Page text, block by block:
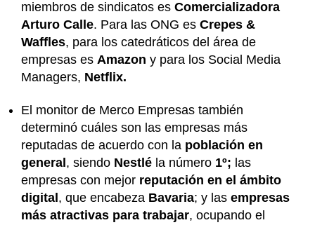
miembros de sindicatos es Comercializadora
Arturo Calle. Para las ONG es Crepes &
Waffles, para los catedráticos del área de
empresas es Amazon y para los Social Media
Managers, Netflix.
El monitor de Merco Empresas también
determinó cuáles son las empresas más
reputadas de acuerdo con la población en
general , siendo Nestlé la número 1º; las
empresas con mejor reputación en el ámbito
digital , que encabeza Bavaria; y las empresas
más atractivas para trabajar, ocupando el